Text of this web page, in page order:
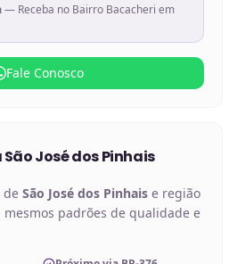
— Receba no Bairro Bacacheri em
Fale Conosco
São José dos Pinhais
de São José dos Pinhais e região
padrões de qualidade e